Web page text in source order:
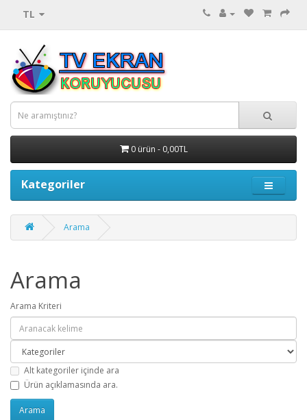
TL
0 ürün - 0,00TL
Kategoriler
Arama
Arama
Arama Kriteri
Alt kategoriler içinde ara
Ürün açıklamasında ara.